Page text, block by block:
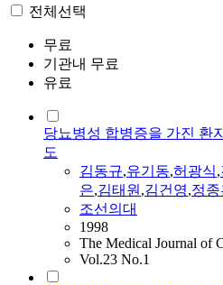
전체선택
무료
기관내 무료
유료
당뇨병성 합병증을 가진 환
도
김동규,유기동,허광식,
은,김태원,김건영,정종
조선의대
1998
The Medical Journal of
Vol.23 No.1